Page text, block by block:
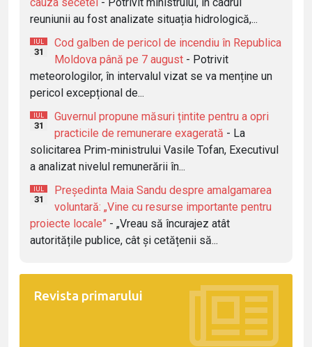
reuniunii au fost analizate situația hidrologică,...
IUL
31
Cod galben de pericol de incendiu în Republica
Moldova până pe 7 august - Potrivit
meteorologilor, în intervalul vizat se va menține un
pericol excepțional de...
IUL
31
Guvernul propune măsuri țintite pentru a opri
practicile de remunerare exagerată - La
solicitarea Prim-ministrului Vasile Tofan, Executivul
a analizat nivelul remunerării în...
IUL
31
Președinta Maia Sandu despre amalgamarea
voluntară: „Vine cu resurse importante pentru
proiecte locale” - „Vreau să încurajez atât
autoritățile publice, cât și cetățenii să...
Revista primarului